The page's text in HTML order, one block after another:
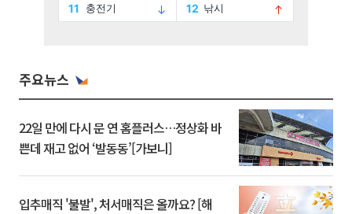
주요뉴스
22일 만에 다시 문 연 홈플러스…정상화 바
쁜데 재고 없어 ‘발동동’[가보니]
입추매직 '불발', 처서매직은 올까요? [해